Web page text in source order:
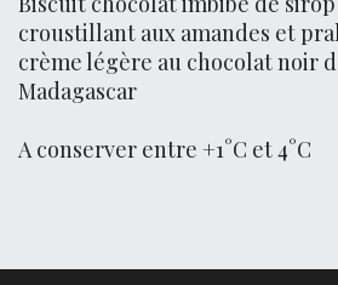
croustillant aux amandes et
crème légère au chocolat noir
Madagascar
A conserver entre +1°C et 4°C